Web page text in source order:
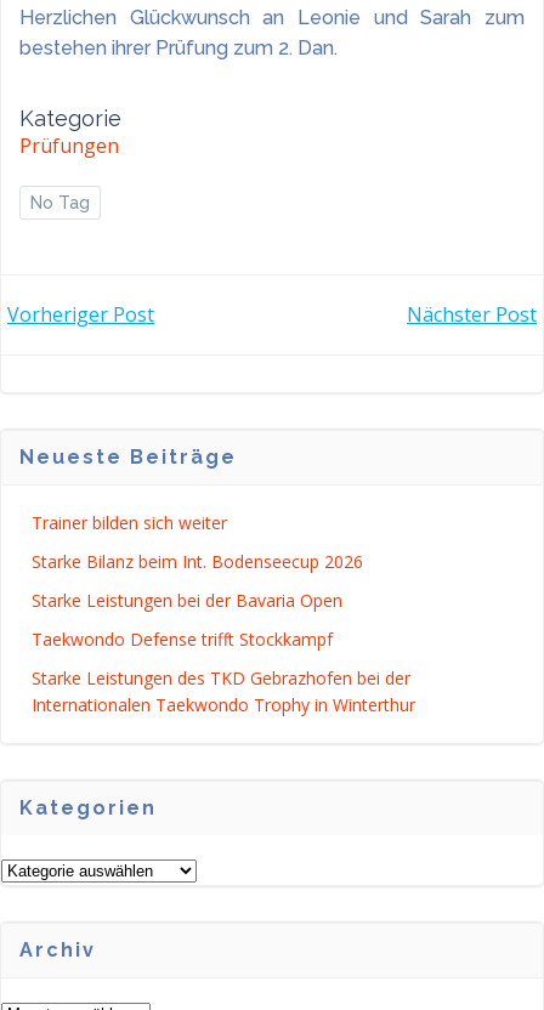
Herzlichen Glückwunsch an Leonie und Sarah zum
bestehen ihrer Prüfung zum 2. Dan.
Kategorie
Prüfungen
No Tag
POST
Vorheriger Post
POSTNächster Post
Neueste Beiträge
Trainer bilden sich weiter
Starke Bilanz beim Int. Bodenseecup 2026
Starke Leistungen bei der Bavaria Open
Taekwondo Defense trifft Stockkampf
Starke Leistungen des TKD Gebrazhofen bei der
Internationalen Taekwondo Trophy in Winterthur
Kategorien
Kategorien
Archiv